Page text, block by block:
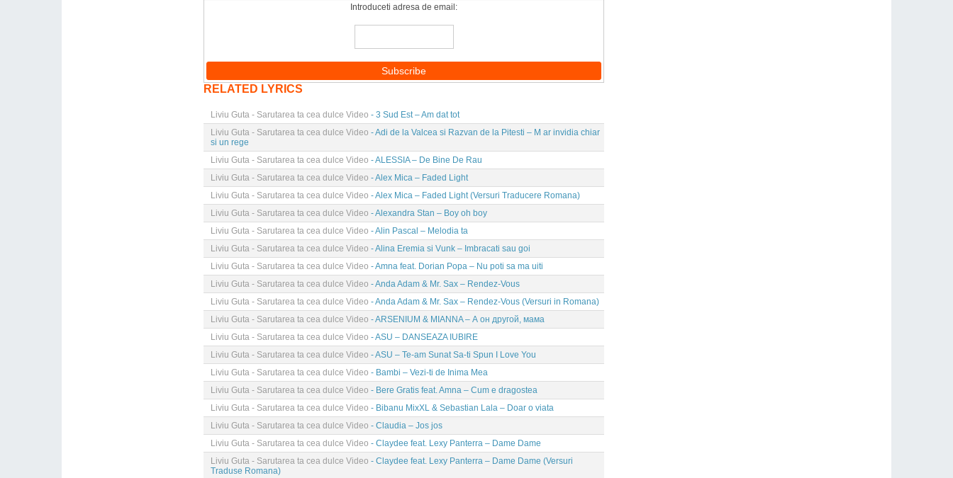
Introduceti adresa de email:
RELATED LYRICS
Liviu Guta - Sarutarea ta cea dulce Video - 3 Sud Est – Am dat tot
Liviu Guta - Sarutarea ta cea dulce Video - Adi de la Valcea si Razvan de la Pitesti – M ar invidia chiar
si un rege
Liviu Guta - Sarutarea ta cea dulce Video - ALESSIA – De Bine De Rau
Liviu Guta - Sarutarea ta cea dulce Video - Alex Mica – Faded Light
Liviu Guta - Sarutarea ta cea dulce Video - Alex Mica – Faded Light (Versuri Traducere Romana)
Liviu Guta - Sarutarea ta cea dulce Video - Alexandra Stan – Boy oh boy
Liviu Guta - Sarutarea ta cea dulce Video - Alin Pascal – Melodia ta
Liviu Guta - Sarutarea ta cea dulce Video - Alina Eremia si Vunk – Imbracati sau goi
Liviu Guta - Sarutarea ta cea dulce Video - Amna feat. Dorian Popa – Nu poti sa ma uiti
Liviu Guta - Sarutarea ta cea dulce Video - Anda Adam & Mr. Sax – Rendez-Vous
Liviu Guta - Sarutarea ta cea dulce Video - Anda Adam & Mr. Sax – Rendez-Vous (Versuri in Romana)
Liviu Guta - Sarutarea ta cea dulce Video - ARSENIUM & MIANNA – А он другой, мама
Liviu Guta - Sarutarea ta cea dulce Video - ASU – DANSEAZA IUBIRE
Liviu Guta - Sarutarea ta cea dulce Video - ASU – Te-am Sunat Sa-ti Spun I Love You
Liviu Guta - Sarutarea ta cea dulce Video - Bambi – Vezi-ti de Inima Mea
Liviu Guta - Sarutarea ta cea dulce Video - Bere Gratis feat. Amna – Cum e dragostea
Liviu Guta - Sarutarea ta cea dulce Video - Bibanu MixXL & Sebastian Lala – Doar o viata
Liviu Guta - Sarutarea ta cea dulce Video - Claudia – Jos jos
Liviu Guta - Sarutarea ta cea dulce Video - Claydee feat. Lexy Panterra – Dame Dame
Liviu Guta - Sarutarea ta cea dulce Video - Claydee feat. Lexy Panterra – Dame Dame (Versuri
Traduse Romana)